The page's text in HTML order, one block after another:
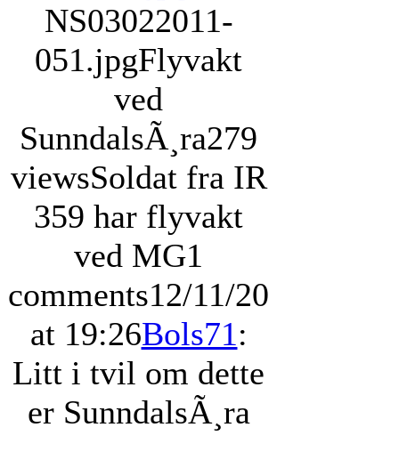
NS03022011-
051.jpgFlyvakt
ved
SunndalsÃ¸ra279
viewsSoldat fra IR
359 har flyvakt
ved MG1
comments12/11/20
at 19:26Bols71:
Litt i tvil om dette
er SunndalsÃ¸ra